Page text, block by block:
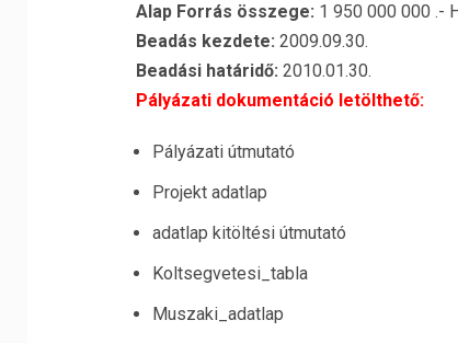
Alap Forrás összege: 1 950 000 000 .-
Beadás kezdete: 2009.09.30.
Beadási határidő: 2010.01.30.
Pályázati dokumentáció letölthető:
Pályázati útmutató
Projekt adatlap
adatlap kitöltési útmutató
Koltsegvetesi_tabla
Muszaki_adatlap